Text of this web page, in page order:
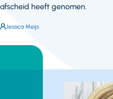
afscheid heeft genomen.
Auteur:
Jessica Meijs